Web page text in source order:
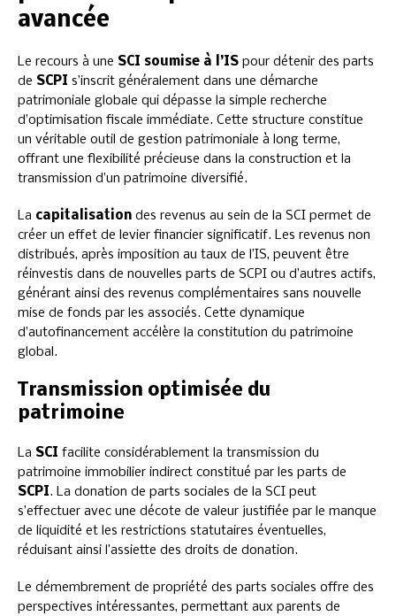
avancée
Le recours à une SCI soumise à l’IS pour détenir des parts
de SCPI s’inscrit généralement dans une démarche
patrimoniale globale qui dépasse la simple recherche
d’optimisation fiscale immédiate. Cette structure constitue
un véritable outil de gestion patrimoniale à long terme,
offrant une flexibilité précieuse dans la construction et la
transmission d’un patrimoine diversifié.
La capitalisation des revenus au sein de la SCI permet de
créer un effet de levier financier significatif. Les revenus non
distribués, après imposition au taux de l’IS, peuvent être
réinvestis dans de nouvelles parts de SCPI ou d’autres actifs,
générant ainsi des revenus complémentaires sans nouvelle
mise de fonds par les associés. Cette dynamique
d’autofinancement accélère la constitution du patrimoine
global.
Transmission optimisée du
patrimoine
La SCI facilite considérablement la transmission du
patrimoine immobilier indirect constitué par les parts de
SCPI. La donation de parts sociales de la SCI peut
s’effectuer avec une décote de valeur justifiée par le manque
de liquidité et les restrictions statutaires éventuelles,
réduisant ainsi l’assiette des droits de donation.
Le démembrement de propriété des parts sociales offre des
perspectives intéressantes, permettant aux parents de